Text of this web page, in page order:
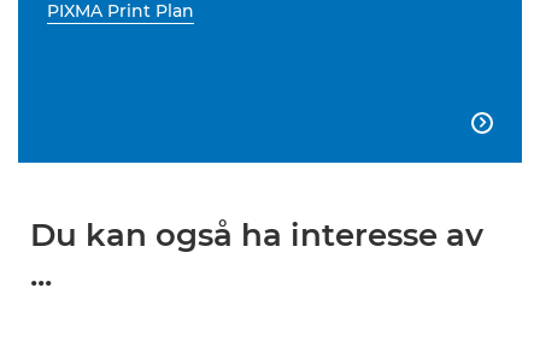
PIXMA Print Plan

Du kan også ha interesse av
...